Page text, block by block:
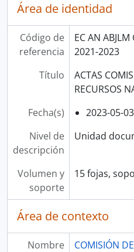
Área de identidad
Código de
referencia
EC AN ABJLM
2021-2023
Título
ACTAS
RECURSOS
Fecha(s)
2023-05-
Nivel de
descripción
Unidad
Volumen y
soporte
15 fojas,
Área de contexto
Nombre
COMISIÓN